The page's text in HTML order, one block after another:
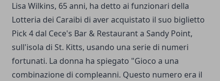
Lisa Wilkins, 65 anni, ha detto ai funzionari della
Lotteria dei Caraibi di aver acquistato il suo biglietto
Pick 4 dal Cece's Bar & Restaurant a Sandy Point,
sull'isola di St. Kitts, usando una serie di numeri
fortunati. La donna ha spiegato "Gioco a una
combinazione di compleanni. Questo numero era il